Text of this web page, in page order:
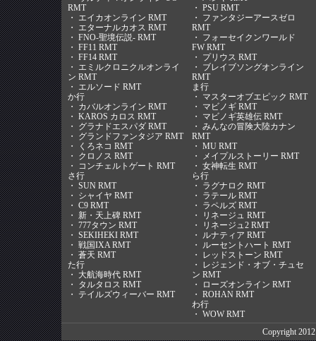
RMT
・ エイカオンライン RMT
・ エターナルカオス RMT
・ FNO-聖境伝説- RMT
・ FF11 RMT
・ FF14 RMT
・ エミルクロニクルオンライ
ン RMT
・ エルソード RMT
か行
・ カバルオンライン RMT
・ KAROS カロス RMT
・ グラナドエスパダ RMT
・ グランドファンタジア RMT
・
くろネコ RMT
・ クロノス RMT
・ コンチェルトゲート RMT
さ行
・ SUN RMT
・ シャイヤ RMT
・ C9 RMT
・ 新・天上碑 RMT
・ 777タウン RMT
・ SEKIHEKI RMT
・ 戦国IXA RMT
・ 蒼天 RMT
た行
・ 大航海時代 RMT
・ タルタロス RMT
・ テイルズウィーバー RMT
・ PSU RMT
・ ファンタジーアースゼロ
RMT
・ フォーセイクンワールド
FW RMT
・ プリウス RMT
・ ブレイブソングオンライン
RMT
ま行
・ マスターオブエピック RMT
・ マビノギ RMT
・ マビノギ英雄伝 RMT
・ みんなの冒険大陸カナン
RMT
・ MU RMT
・
メイプルストーリー RMT
・ 女神転生 RMT
ら行
・ ラグナロク RMT
・ ラテール RMT
・ ラペルズ RMT
・
リネージュ RMT
・
リネージュ2 RMT
・ ルナティア RMT
・ ルーセントハート RMT
・ レッドストーン RMT
・ レジェンド・オブ・チュセ
ン RMT
・
ローズオンライン RMT
・ ROHAN RMT
わ行
・ WOW RMT
Copyright